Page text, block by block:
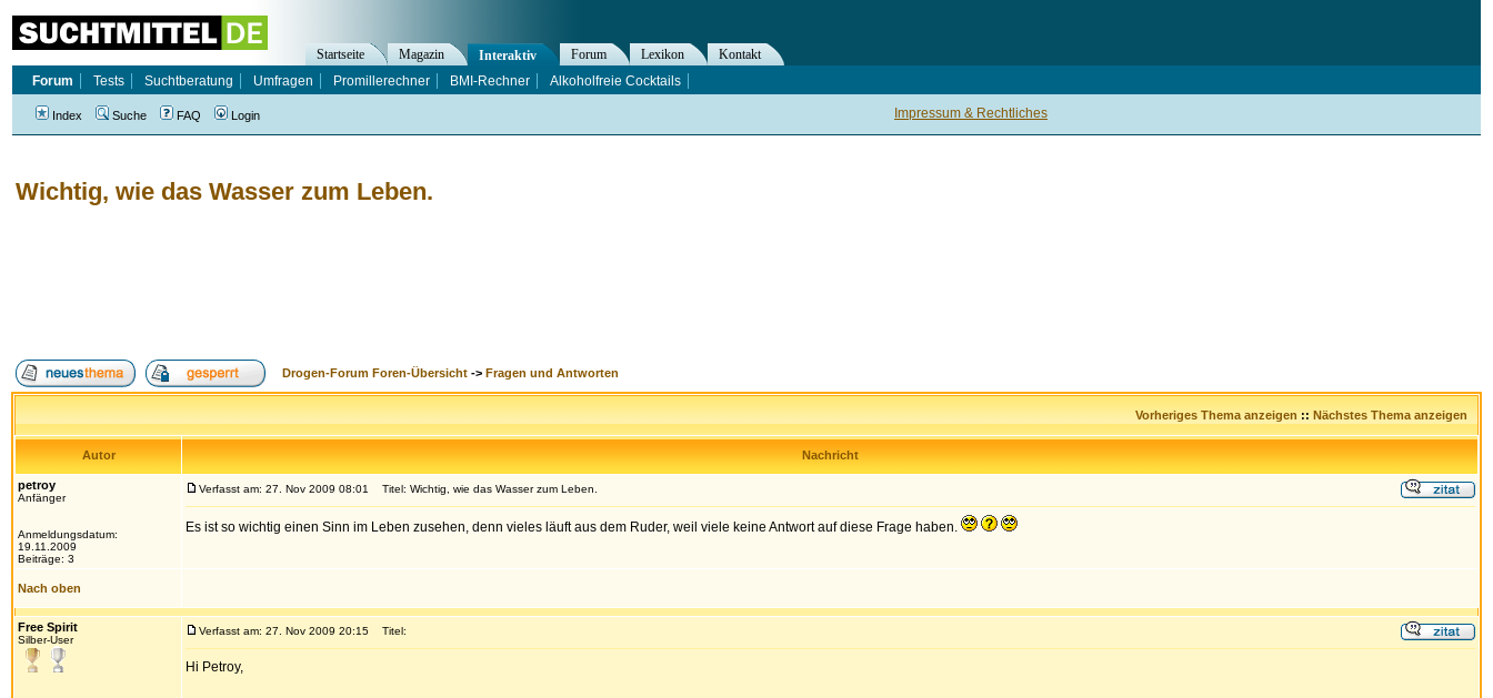
Wichtig, wie das Wasser zum Leben.
Drogen-Forum Foren-Übersicht -> Fragen und Antworten
Vorheriges Thema anzeigen :: Nächstes Thema anzeigen
Autor Nachricht
petroy
Anfänger
Anmeldungsdatum:
19.11.2009
Beiträge: 3
Verfasst am: 27. Nov 2009 08:01 Titel: Wichtig, wie das Wasser zum Leben.
Es ist so wichtig einen Sinn im Leben zusehen, denn vieles läuft aus dem Ruder, weil viele keine Antwort auf diese Frage haben.
Nach oben
Free Spirit
Silber-User
Verfasst am: 27. Nov 2009 20:15 Titel:
Hi Petroy,
Impressum & Rechtliches
Startseite Magazin Interaktiv Forum Lexikon
Kontakt
Forum
Tests Suchtberatung Umfragen Promillerechner BMI-Rechner Alkoholfreie Cocktails
Index Suche FAQ Login